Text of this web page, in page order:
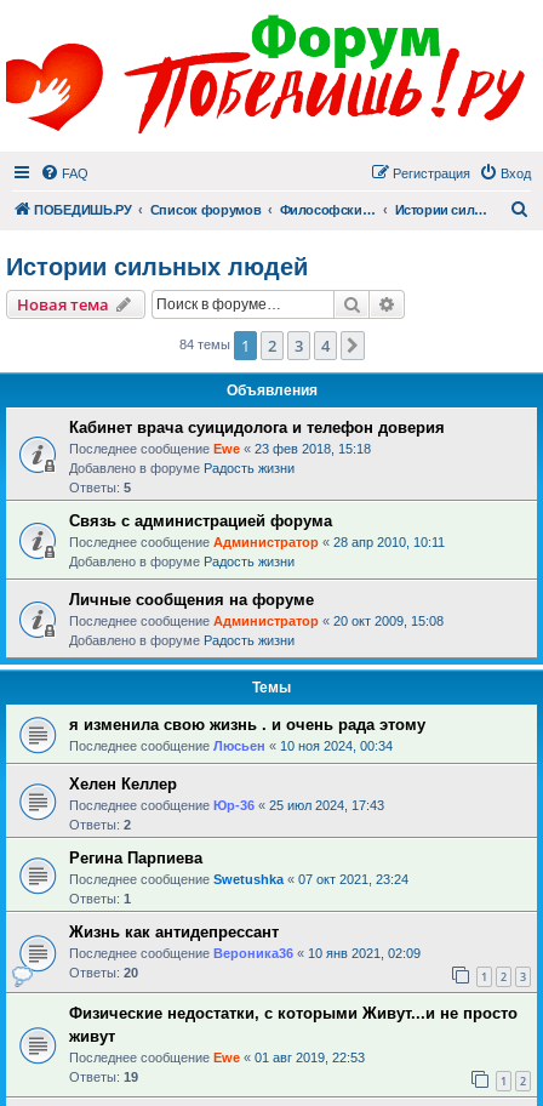
FAQ Вход
Регистрация
ПОБЕДИШЬ.РУ Список форумов Философский раздел Истории сильных людей
Истории сильных людей
Новая тема Поиск
84 темы 1 2 3 4
Объявления
Кабинет врача суицидолога и телефон доверия
Последнее сообщение Ewe « 23 фев 2018, 15:18
Добавлено в форуме Радость жизни
Ответы: 5
Связь с администрацией форума
Последнее сообщение Администратор « 28 апр 2010, 10:11
Добавлено в форуме Радость жизни
Личные сообщения на форуме
Последнее сообщение Администратор « 20 окт 2009, 15:08
Добавлено в форуме Радость жизни
Темы
я изменила свою жизнь . и очень рада этому
Последнее сообщение Люсьен « 10 ноя 2024, 00:34
Хелен Келлер
Последнее сообщение Юр-36 « 25 июл 2024, 17:43
Ответы: 2
Регина Парпиева
Последнее сообщение Swetushka « 07 окт 2021, 23:24
Ответы: 1
Жизнь как антидепрессант
Последнее сообщение Вероника36 « 10 янв 2021, 02:09
Ответы: 20 1 2 3
Физические недостатки, с которыми Живут...и не просто
живут
Последнее сообщение Ewe « 01 авг 2019, 22:53
Ответы: 19 1 2